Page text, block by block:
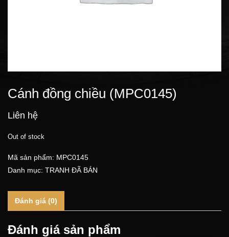
Cánh đồng chiều (MPC0145)
Liên hệ
Out of stock
Mã sản phẩm: MPC0145
Danh mục: TRANH ĐÃ BÁN
Đánh giá (0)
Đánh giá sản phẩm